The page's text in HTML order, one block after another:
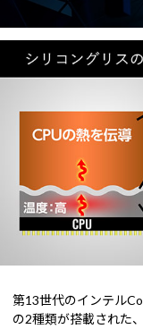
第13世代のインテル
の2種類が搭載された